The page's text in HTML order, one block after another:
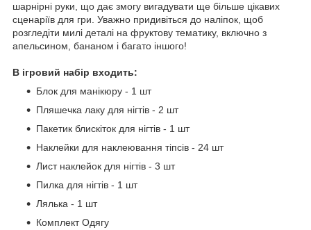
шарнірні руки, що дає змогу вигадувати ще більше цікавих
сценаріїв для гри. Уважно придивіться до наліпок, щоб
розгледіти милі деталі на фруктову тематику, включно з
апельсином, бананом і багато іншого!
В ігровий набір входить:
Блок для манікюру - 1 шт
Пляшечка лаку для нігтів - 2 шт
Пакетик блискіток для нігтів - 1 шт
Наклейки для наклеювання тіпсів - 24 шт
Лист наклейок для нігтів - 3 шт
Пилка для нігтів - 1 шт
Лялька - 1 шт
Комплект Одягу